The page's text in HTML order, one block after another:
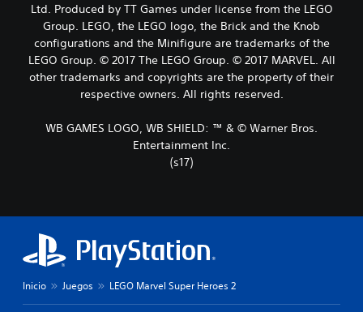
Ltd. Produced by TT Games under license from the LEGO
Group. LEGO, the LEGO logo, the Brick and the Knob
configurations and the Minifigure are trademarks of the
LEGO Group. © 2017 The LEGO Group. © 2017 MARVEL. All
other trademarks and copyrights are the property of their
respective owners. All rights reserved.
WB GAMES LOGO, WB SHIELD: ™ & © Warner Bros.
Entertainment Inc.
(s17)
Inicio Juegos LEGO Marvel Super Heroes 2